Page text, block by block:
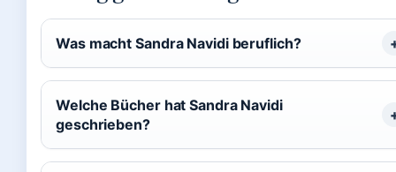
Was macht Sandra Navidi beruflich?
Welche Bücher hat Sandra Navidi
geschrieben?